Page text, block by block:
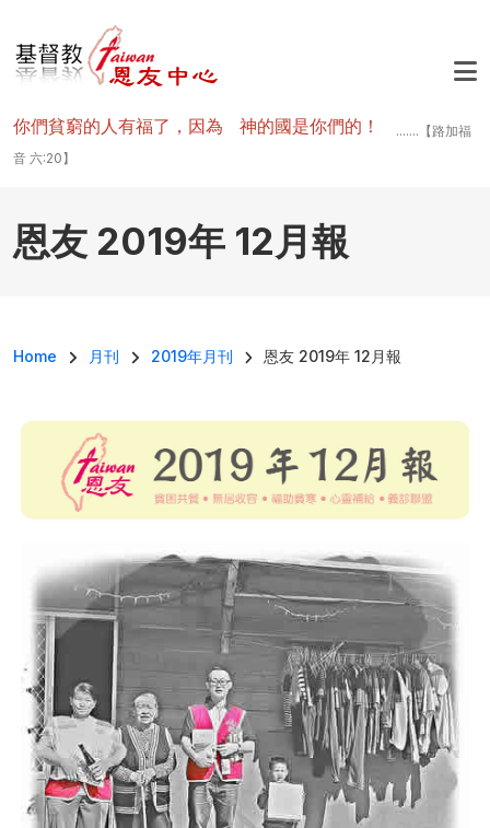
你們貧窮的人有福了，因為 神的國是你們的！
.......【路加福
音 六:20】
恩友 2019年 12月報
導航連結
Home 月刊 2019年月刊 恩友 2019年 12月報